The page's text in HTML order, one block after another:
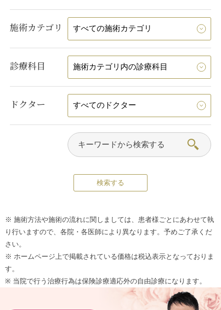
施術カテゴリ
診療科目
ドクター
※ 施術方法や施術の流れに関しましては、患者様ごとにあわせて執
り行いますので、各院・各医師により異なります。予めご了承くだ
さい。
※ ホームページ上で掲載されている価格は税込表示となっておりま
す。
※ 当院で行う治療行為は保険診療適応外の自由診療になります。